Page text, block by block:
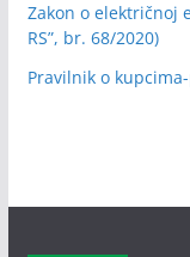
Zakon o električnoj
RS”, br. 68/2020)
Pravilnik o